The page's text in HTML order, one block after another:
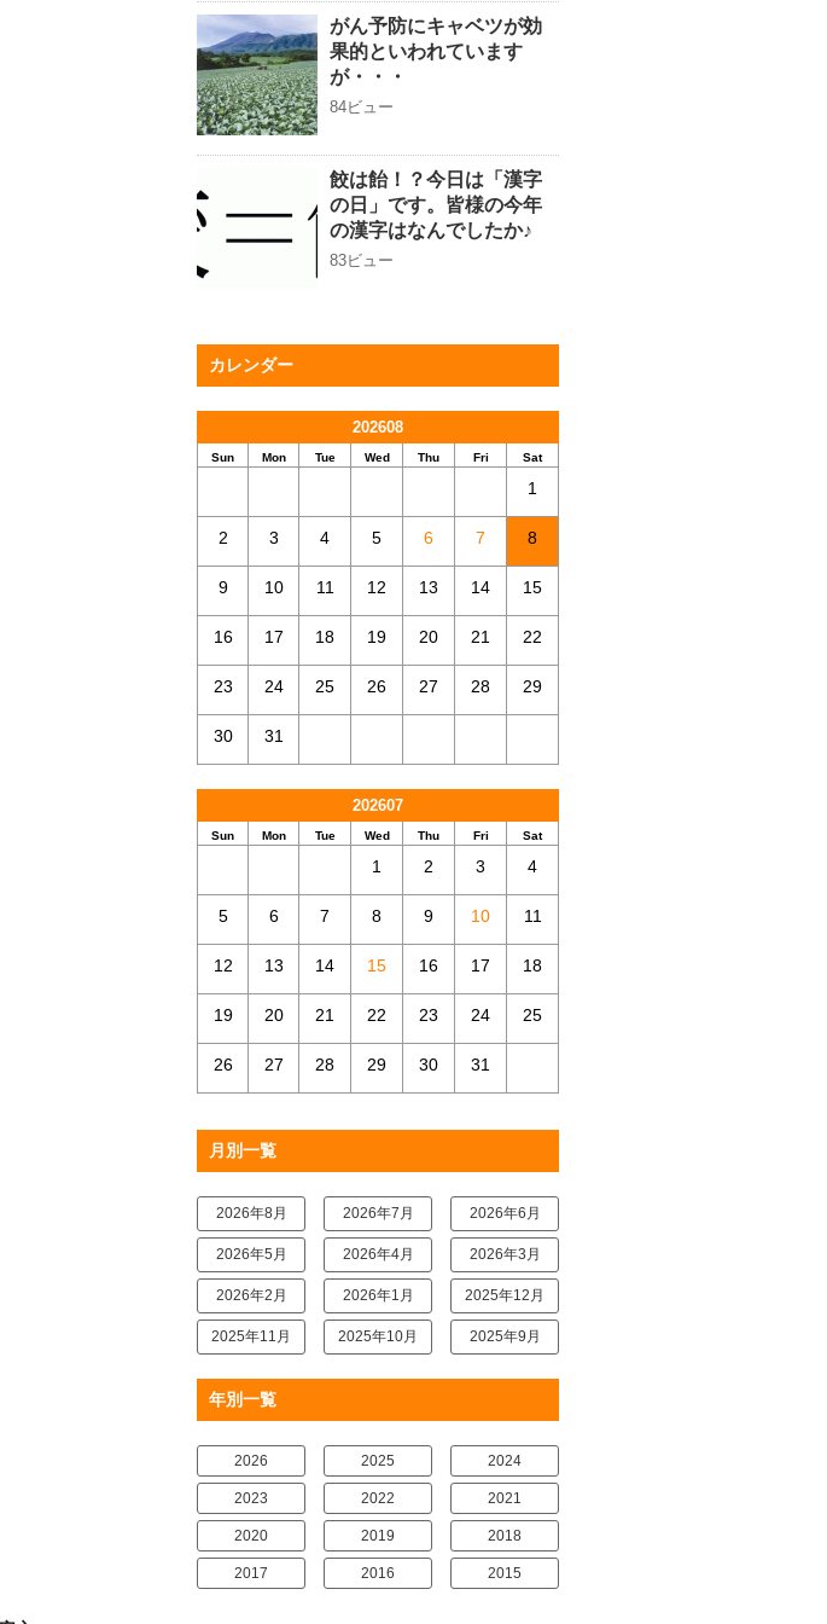
がん予防にキャベツが効
果的といわれています
が・・・
84ビュー
餃は飴！？今日は「漢字
の日」です。皆様の今年
の漢字はなんでしたか♪
83ビュー
カレンダー
202608
Sun Mon Tue Wed Thu Fri Sat
1
2 3 4 5 6 7 8
9 10 11 12 13 14 15
16 17 18 19 20 21 22
23 24 25 26 27 28 29
30 31
202607
Sun Mon Tue Wed Thu Fri Sat
1 2 3 4
5 6 7 8 9 10 11
12 13 14 15 16 17 18
19 20 21 22 23 24 25
26 27 28 29 30 31
月別一覧
2026年8月 2026年7月 2026年6月
2026年5月 2026年4月 2026年3月
2026年2月 2026年1月 2025年12月
2025年11月 2025年10月 2025年9月
年別一覧
2026 2025 2024
2023 2022 2021
2020 2019 2018
2017 2016 2015